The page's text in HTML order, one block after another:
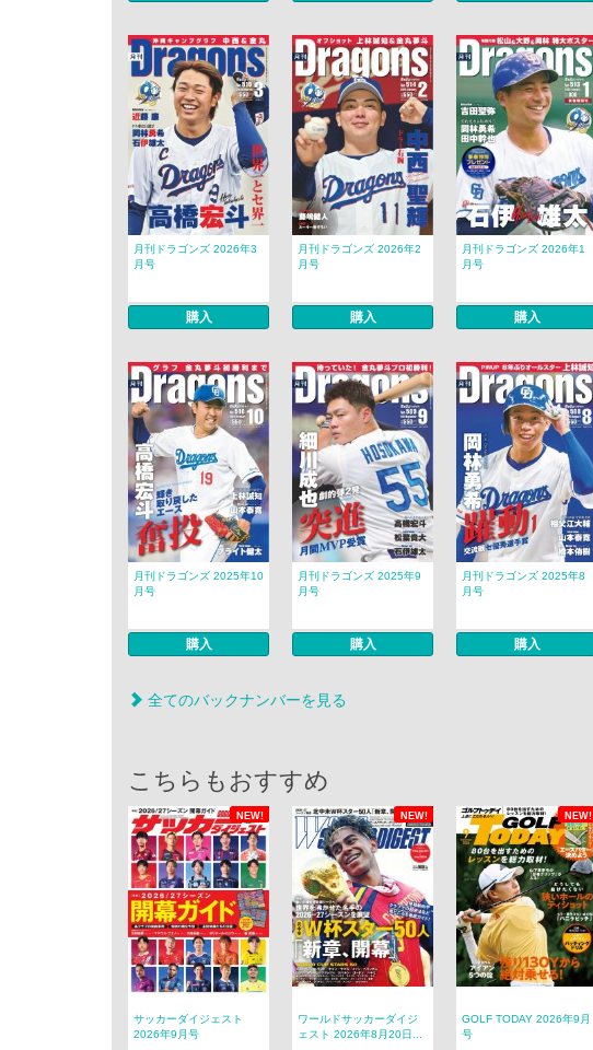
月刊ドラゴンズ 2026年3
月号
購入
月刊ドラゴンズ 2026年2
月号
購入
月刊ドラゴンズ 2026年1
月号
購入
月刊ドラゴンズ 2025年10
月号
購入
月刊ドラゴンズ 2025年9
月号
購入
月刊ドラゴンズ 2025年8
月号
購入
全てのバックナンバーを見る
こちらもおすすめ
NEW! NEW! NEW!
サッカーダイジェスト
2026年9月号
ワールドサッカーダイジ
ェスト 2026年8月20日...
GOLF TODAY 2026年9月
号